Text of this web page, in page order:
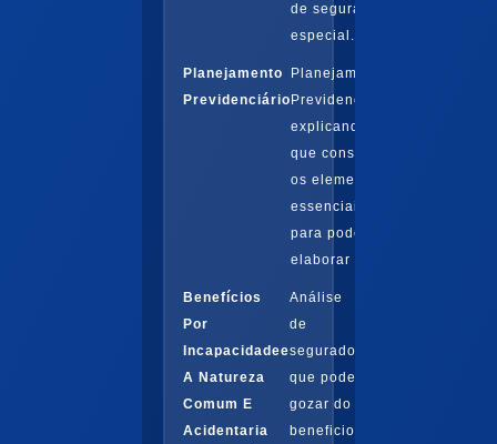
de segurado
especial...
Planejamento
Previdenciário
Planejamento
Previdenciário
explicando no
que consiste e
os elementos
essenciais
para poder
elaborar
Benefícios
Por
Incapacidadee
A Natureza
Comum E
Acidentaria
Análise
de
segurado
que pode
gozar do
beneficio.